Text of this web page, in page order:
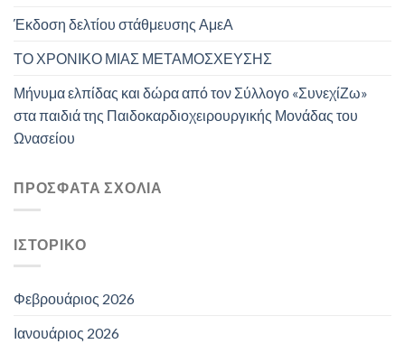
Έκδοση δελτίου στάθμευσης ΑμεΑ
ΤΟ ΧΡΟΝΙΚΟ ΜΙΑΣ ΜΕΤΑΜΟΣΧΕΥΣΗΣ
Μήνυμα ελπίδας και δώρα από τον Σύλλογο «ΣυνεχίΖω»
στα παιδιά της Παιδοκαρδιοχειρουργικής Μονάδας του
Ωνασείου
ΠΡΌΣΦΑΤΑ ΣΧΌΛΙΑ
ΙΣΤΟΡΙΚΌ
Φεβρουάριος 2026
Ιανουάριος 2026